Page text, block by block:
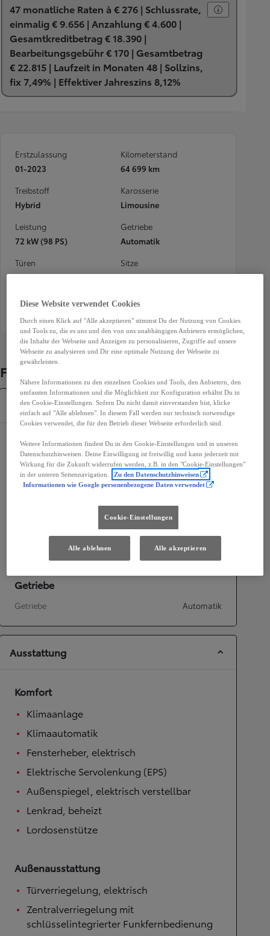
47 monatliche Raten à € 276 | Schlussrate,
einmalig € 9.656 | Anzahlung € 4.600 |
Gesamtkreditbetrag € 18.390 |
Bearbeitungsgebühr € 170 | Gesamtbetrag
€ 22.815 | Laufzeit in Monaten 48 | Sollzins,
fix 7,49% | Effektiver Jahreszins 8,12%
Erstzulassung
01-2023
Kilometerstand
64 699 km
Treibstoff
Hybrid
Karosserie
Limousine
Leistung
72 kW (98 PS)
Getriebe
Automatik
Türen
5
Sitze
5
Außenfarbe
Garantie
Fahrzeugdetails
Spezifikationen
Maße und Abmessungen
Türen
5
Sitze
Hubraum in ccm 1 798cc
72kW (98 PS)
Getriebe
Getriebe Automatik
Ausstattung
Komfort
Klimaanlage
Klimaautomatik
Fensterheber, elektrisch
Elektrische Servolenkung (EPS)
Außenspiegel, elektrisch verstellbar
Lenkrad, beheizt
Lordosenstütze
Außenausstattung
Türverriegelung, elektrisch
Zentralverriegelung mit
schlüsselintegrierter Funkfernbedienung
Diese Website verwendet Cookies
Durch einen Klick auf "Alle akzeptieren" stimmst Du der Nutzung von Cookies
und Tools zu, die es uns und den von uns unabhängigen Anbietern ermöglichen,
die Inhalte der Webseite und Anzeigen zu personalisieren, Zugriffe auf unsere
Webseite zu analysieren und Dir eine optimale Nutzung der Webseite zu
gewährleisten.
Nähere Informationen zu den einzelnen Cookies und Tools, den Anbietern, den
umfassten Informationen und die Möglichkeit zur Konfiguration erhältst Du in
den Cookie-Einstellungen. Sofern Du nicht damit einverstanden bist, klicke
einfach auf "Alle ablehnen". In diesem Fall werden nur technisch notwendige
Cookies verwendet, die für den Betrieb dieser Webseite erforderlich sind.
Weitere Informationen findest Du in den Cookie-Einstellungen und in unseren
Datenschutzhinweisen. Deine Einwilligung ist freiwillig und kann jederzeit mit
Wirkung für die Zukunft widerrufen werden, z.B. in den "Cookie-Einstellungen"
in der unteren Seitennavigation.
Zu den Datenschutzhinweisen
Informationen wie Google personenbezogene Daten verwendet
Cookie-Einstellungen
Alle ablehnen Alle akzeptieren